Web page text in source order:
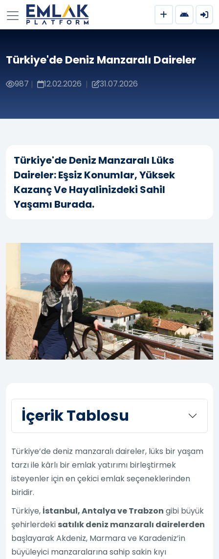
Türkiye'de Deniz Manzaralı Daireler
987 | 12.02.2026 | 31.07.2026
Türkiye'de Deniz Manzaralı Lüks
Daireler: Eşsiz Konumlar, Yüksek
Kazanç Ve Hayalinizdeki Sahil
Yaşamı Burada.
İçerik Tablosu
Türkiye’de deniz manzaralı daireler, lüks bir yaşam
tarzı ile kârlı bir emlak yatırımı birleştirmek
isteyenler için en çekici emlak seçeneklerinden
biridir.
Türkiye, İstanbul, Antalya ve Trabzon gibi büyük
şehirlerdeki satılık deniz manzaralı dairelerden
başlayarak Akdeniz, Marmara ve Karadeniz’in
büyüleyici manzaralarına sahip sakin kıyı